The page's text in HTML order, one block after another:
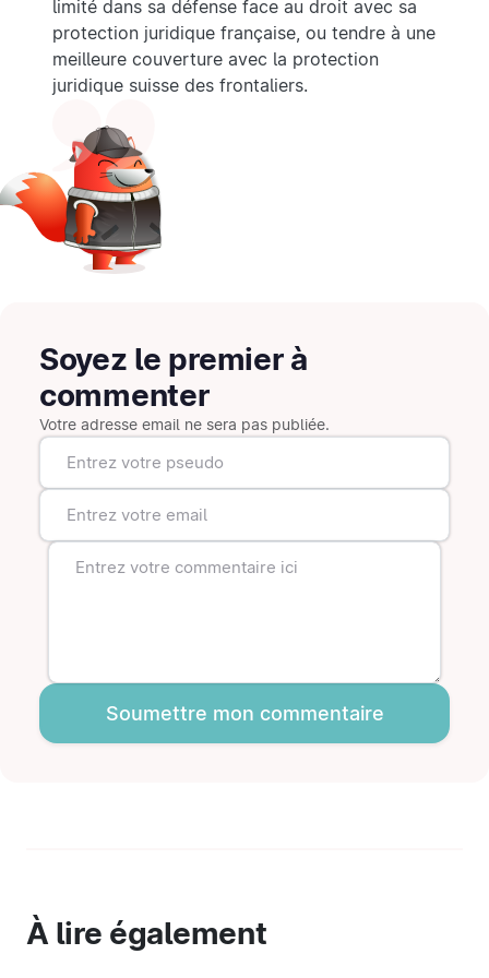
limité dans sa défense face au droit avec sa
protection juridique française, ou tendre à une
meilleure couverture avec la protection
juridique suisse des frontaliers.
Soyez le premier à
commenter
Votre adresse email ne sera pas publiée.
Soumettre mon commentaire
À lire également